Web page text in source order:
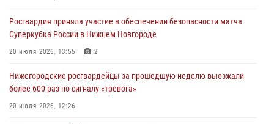
Росгвардия приняла участие в обеспечении безопасности матча
Суперкубка России в Нижнем Новгороде
20 июля 2026, 13:55 2
Нижегородские росгвардейцы за прошедшую неделю выезжали
более 600 раз по сигналу «тревога»
20 июля 2026, 12:26